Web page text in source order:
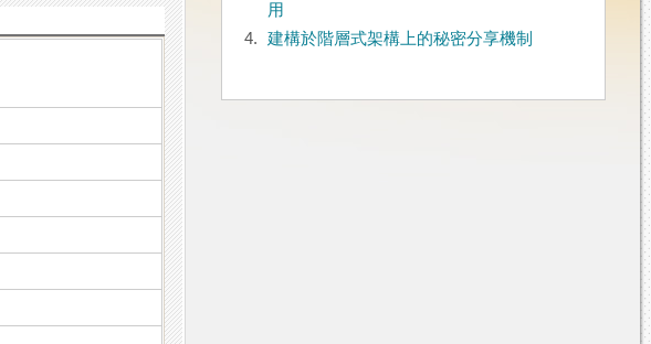
用
4.
建構於階層式架構上的秘密分享機制